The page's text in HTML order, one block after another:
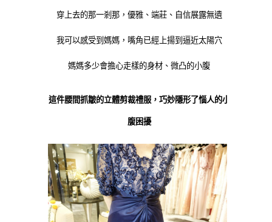
穿上去的那一剎那，優雅、端莊、自信展露無遺
我可以感受到媽媽，嘴角已經上揚到逼近太陽穴
媽媽多少會擔心走樣的身材、微凸的小腹
這件腰間抓皺的立體剪裁禮服，巧妙隱形了惱人的小
腹困擾